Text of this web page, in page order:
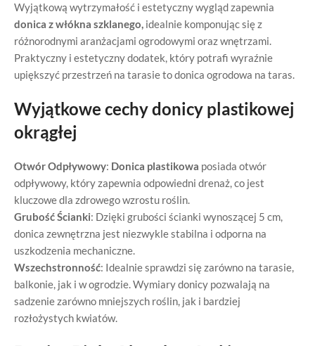
Wyjątkową wytrzymałość i estetyczny wygląd zapewnia
donica z włókna szklanego, idealnie komponując się z
różnorodnymi aranżacjami ogrodowymi oraz wnętrzami.
Praktyczny i estetyczny dodatek, który potrafi wyraźnie
upiększyć przestrzeń na tarasie to donica ogrodowa na taras.
Wyjątkowe cechy donicy plastikowej
okrągłej
Otwór Odpływowy: Donica plastikowa posiada otwór
odpływowy, który zapewnia odpowiedni drenaż, co jest
kluczowe dla zdrowego wzrostu roślin.
Grubość Ścianki: Dzięki grubości ścianki wynoszącej 5 cm,
donica zewnętrzna jest niezwykle stabilna i odporna na
uszkodzenia mechaniczne.
Wszechstronność: Idealnie sprawdzi się zarówno na tarasie,
balkonie, jak i w ogrodzie. Wymiary donicy pozwalają na
sadzenie zarówno mniejszych roślin, jak i bardziej
rozłożystych kwiatów.